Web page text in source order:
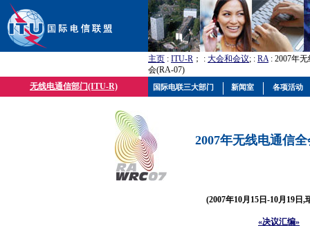
主页 : ITU-R ； : 大会和会议; : RA: 2007年
会(RA-07)
无线电通信部门(ITU-R)
2007年无线电通信
(2007年10月15日-10月19日,
«决议汇编»
国际电联三大部门 新闻室 各项活动